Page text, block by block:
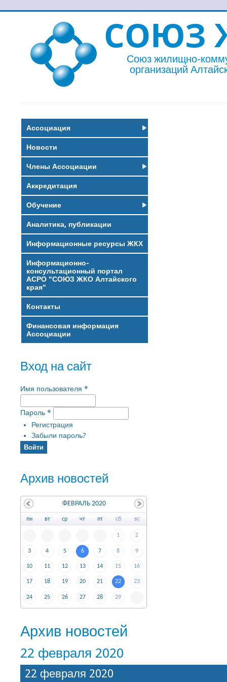
СОЮЗ
Союз жилищно-
организаций
Ассоциация
Новости
Члены Ассоциации
Аккредитация
Обучение
Аналитика, публикации
Информационные ресурсы ЖКХ
Информационно-
консультационный портал
АСРО "СОЮЗ ЖКО Алтайского
края"
Контакты
Финансовая информация
Ассоциации
Вход на сайт
Имя пользователя *
Пароль *
Регистрация
Забыли пароль?
Архив новостей
пн вт ср чт пт сб вс
1 2
3 4 5 6 7 8 9
10 11 12 13 14 15 16
17 18 19 20 21 22 23
24 25 26 27 28 29
ФЕВРАЛЬ 2020
Архив новостей
22 февраля 2020
22 февраля 2020